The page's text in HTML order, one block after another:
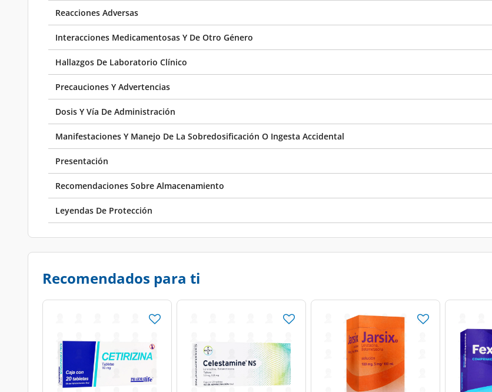
Reacciones Adversas
Interacciones Medicamentosas Y De Otro Género
Hallazgos De Laboratorio Clínico
Precauciones Y Advertencias
Dosis Y Vía De Administración
Manifestaciones Y Manejo De La Sobredosificación O Ingesta Accidental
Presentación
Recomendaciones Sobre Almacenamiento
Leyendas De Protección
Recomendados para ti